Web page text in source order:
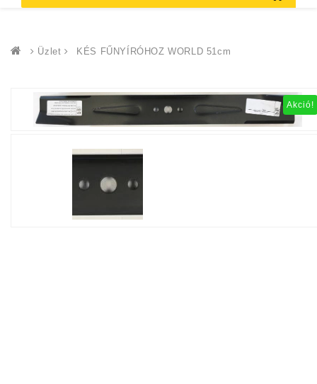
Üzlet KÉS FŰNYÍRÓHOZ WORLD 51cm
Akció!